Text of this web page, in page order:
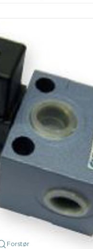
Forstør